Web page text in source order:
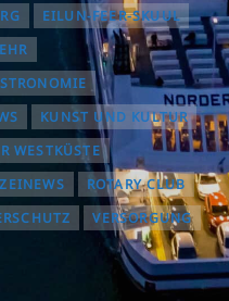
EILUN-FEER-SKUUL
KUNST UND KULTUR
WESTKÜSTE
ROTARY CLUB
VERSORGUNG